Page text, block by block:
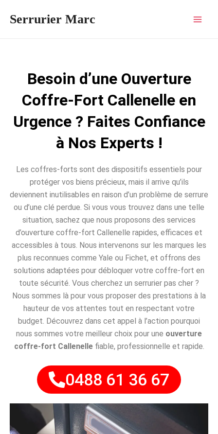
Serrurier Marc
Besoin d’une Ouverture
Coffre-Fort Callenelle en
Urgence ? Faites Confiance
à Nos Experts !
Les coffres-forts sont des dispositifs essentiels pour
protéger vos biens précieux, mais il arrive qu’ils
deviennent inutilisables en raison d’un problème de serrure
ou d’une clé perdue. Si vous vous trouvez dans une telle
situation, sachez que nous proposons des services
d’ouverture coffre-fort Callenelle rapides, efficaces et
accessibles à tous. Nous intervenons sur les marques les
plus reconnues comme Yale ou Fichet, et offrons des
solutions adaptées pour débloquer votre coffre-fort en
toute sécurité. Vous cherchez un serrurier pas cher ?
Nous sommes là pour vous proposer des prestations à la
hauteur de vos attentes tout en respectant votre
budget. Découvrez dans cet appel à l’action pourquoi
nous sommes votre meilleur choix pour une ouverture
coffre-fort Callenellefiable, professionnelle et rapide.
0488 61 36 67